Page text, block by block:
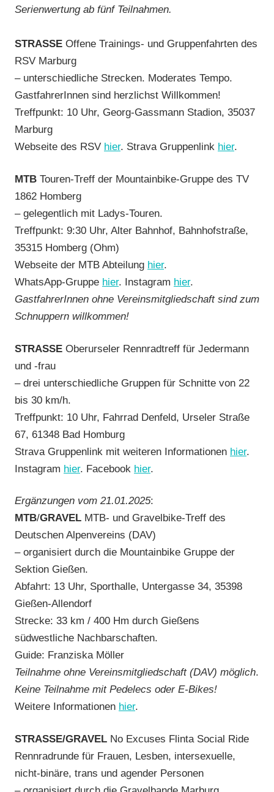
Serienwertung ab fünf Teilnahmen.
STRASSE Offene Trainings- und Gruppenfahrten des
RSV Marburg
– unterschiedliche Strecken. Moderates Tempo.
GastfahrerInnen sind herzlichst Willkommen!
Treffpunkt: 10 Uhr, Georg-Gassmann Stadion, 35037
Marburg
Webseite des RSV hier. Strava Gruppenlink hier.
MTB Touren-Treff der Mountainbike-Gruppe des TV
1862 Homberg
– gelegentlich mit Ladys-Touren.
Treffpunkt: 9:30 Uhr, Alter Bahnhof, Bahnhofstraße,
35315 Homberg (Ohm)
Webseite der MTB Abteilung hier.
WhatsApp-Gruppe hier. Instagram hier.
GastfahrerInnen ohne Vereinsmitgliedschaft sind zum
Schnuppern willkommen!
STRASSE Oberurseler Rennradtreff für Jedermann
und -frau
– drei unterschiedliche Gruppen für Schnitte von 22
bis 30 km/h.
Treffpunkt: 10 Uhr, Fahrrad Denfeld, Urseler Straße
67, 61348 Bad Homburg
Strava Gruppenlink mit weiteren Informationen hier.
Instagram hier. Facebook hier.
Ergänzungen vom 21.01.2025:
MTB/GRAVEL MTB- und Gravelbike-Treff des
Deutschen Alpenvereins (DAV)
– organisiert durch die Mountainbike Gruppe der
Sektion Gießen.
Abfahrt: 13 Uhr, Sporthalle, Untergasse 34, 35398
Gießen-Allendorf
Strecke: 33 km / 400 Hm durch Gießens
südwestliche Nachbarschaften.
Guide: Franziska Möller
Teilnahme ohne Vereinsmitgliedschaft (DAV) möglich.
Keine Teilnahme mit Pedelecs oder E-Bikes!
Weitere Informationen hier.
STRASSE/GRAVEL No Excuses Flinta Social Ride
Rennradrunde für Frauen, Lesben, intersexuelle,
nicht-binäre, trans und agender Personen